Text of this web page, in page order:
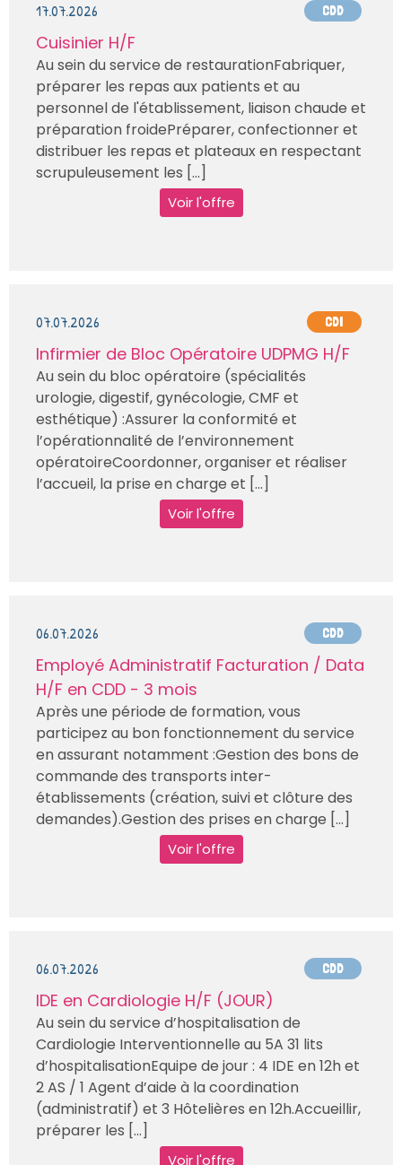
17.07.2026 CDD
Cuisinier H/F
Au sein du service de restaurationFabriquer,
préparer les repas aux patients et au
personnel de l'établissement, liaison chaude et
préparation froidePréparer, confectionner et
distribuer les repas et plateaux en respectant
scrupuleusement les [...]
Voir l'offre
07.07.2026 CDI
Infirmier de Bloc Opératoire UDPMG H/F
Au sein du bloc opératoire (spécialités
urologie, digestif, gynécologie, CMF et
esthétique) :Assurer la conformité et
l’opérationnalité de l’environnement
opératoireCoordonner, organiser et réaliser
l’accueil, la prise en charge et [...]
Voir l'offre
06.07.2026 CDD
Employé Administratif Facturation / Data
H/F en CDD - 3 mois
Après une période de formation, vous
participez au bon fonctionnement du service
en assurant notamment :Gestion des bons de
commande des transports inter-
établissements (création, suivi et clôture des
demandes).Gestion des prises en charge [...]
Voir l'offre
06.07.2026 CDD
IDE en Cardiologie H/F (JOUR)
Au sein du service d’hospitalisation de
Cardiologie Interventionnelle au 5A 31 lits
d’hospitalisationEquipe de jour : 4 IDE en 12h et
2 AS / 1 Agent d’aide à la coordination
(administratif) et 3 Hôtelières en 12h.Accueillir,
préparer les [...]
Voir l'offre